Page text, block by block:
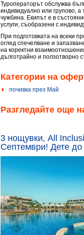
Туроператорът обслужва
индивидуално или групово, а
чужбина. Екипът е в
услуги, съобразени с
При подготовката на всеки
оглед спечелване и
на коректни
дълготрайно и ползотворно
Категории на
почивка през Май
Разгледайте още
3 нощувки, All
Септември! Дете до